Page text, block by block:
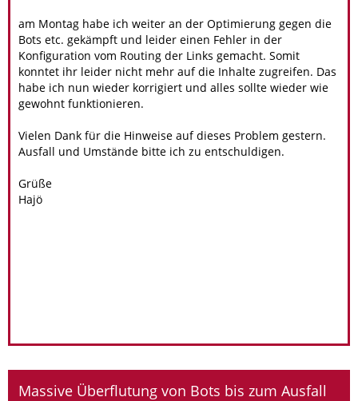
am Montag habe ich weiter an der Optimierung gegen die
Bots etc. gekämpft und leider einen Fehler in der
Konfiguration vom Routing der Links gemacht. Somit
konntet ihr leider nicht mehr auf die Inhalte zugreifen. Das
habe ich nun wieder korrigiert und alles sollte wieder wie
gewohnt funktionieren.
Vielen Dank für die Hinweise auf dieses Problem gestern.
Ausfall und Umstände bitte ich zu entschuldigen.
Grüße
Hajö
Massive Überflutung von Bots bis zum Ausfall